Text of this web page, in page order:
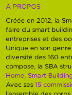
À PROPOS
Créée en 2012, la
faire du smart
entreprises et des
Unique en son
diversité des 160
compose, la SBA
Home
Smart
Avec ses15
l’ensemble des